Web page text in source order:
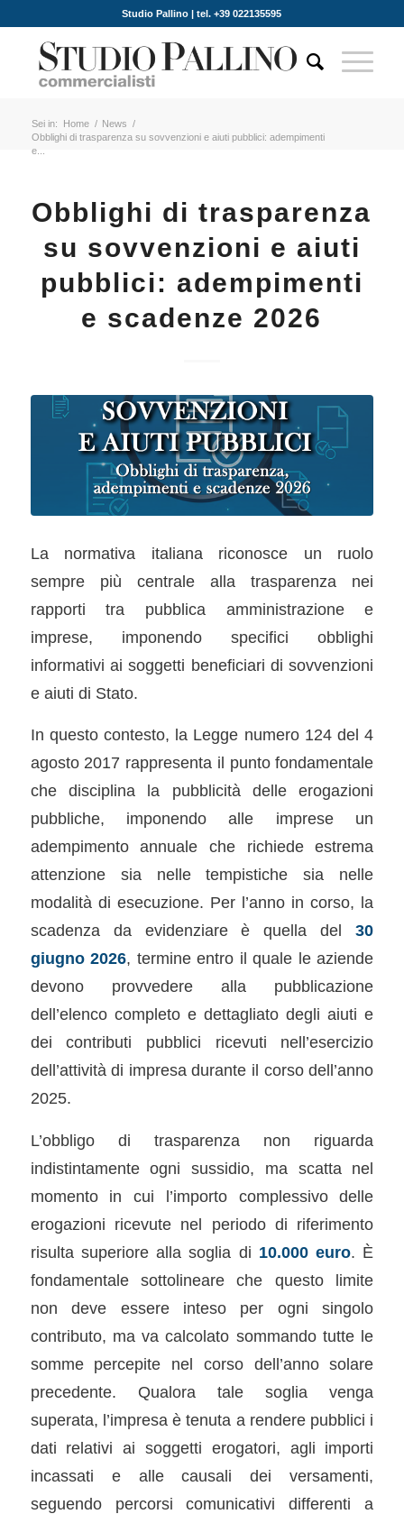
Studio Pallino | tel. +39 022135595
Sei in: Home / News /
Obblighi di trasparenza su sovvenzioni e aiuti pubblici: adempimenti
e...
Obblighi di trasparenza
su sovvenzioni e aiuti
pubblici: adempimenti
e scadenze 2026
La normativa italiana riconosce un ruolo
sempre più centrale alla trasparenza nei
rapporti tra pubblica amministrazione e
imprese, imponendo specifici obblighi
informativi ai soggetti beneficiari di sovvenzioni
e aiuti di Stato.
In questo contesto, la Legge numero 124 del 4
agosto 2017 rappresenta il punto fondamentale
che disciplina la pubblicità delle erogazioni
pubbliche, imponendo alle imprese un
adempimento annuale che richiede estrema
attenzione sia nelle tempistiche sia nelle
modalità di esecuzione. Per l’anno in corso, la
scadenza da evidenziare è quella del30
giugno 2026, termine entro il quale le aziende
devono provvedere alla pubblicazione
dell’elenco completo e dettagliato degli aiuti e
dei contributi pubblici ricevuti nell’esercizio
dell’attività di impresa durante il corso dell’anno
2025.
L’obbligo di trasparenza non riguarda
indistintamente ogni sussidio, ma scatta nel
momento in cui l’importo complessivo delle
erogazioni ricevute nel periodo di riferimento
risulta superiore alla soglia di 10.000 euro. È
fondamentale sottolineare che questo limite
non deve essere inteso per ogni singolo
contributo, ma va calcolato sommando tutte le
somme percepite nel corso dell’anno solare
precedente. Qualora tale soglia venga
superata, l’impresa è tenuta a rendere pubblici i
dati relativi ai soggetti erogatori, agli importi
incassati e alle causali dei versamenti,
seguendo percorsi comunicativi differenti a